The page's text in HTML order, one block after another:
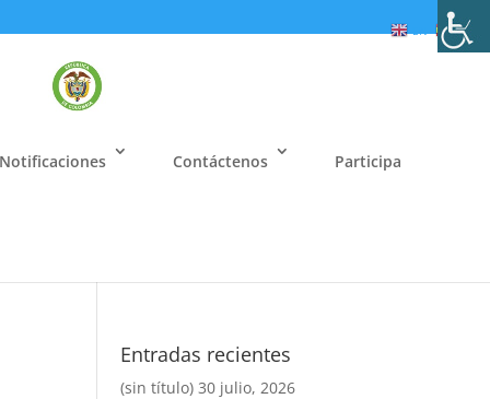
Notificaciones Contáctenos Participa
Entradas recientes
(sin título) 30 julio, 2026
ES